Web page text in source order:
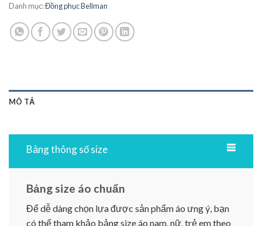
Danh mục:Đồng phục Bellman
MÔ TẢ
Bảng thông số size
Bảng size áo chuẩn
Để dễ dàng chọn lựa được sản phẩm áo ưng ý, bạn
có thể tham khảo bảng size áo nam, nữ, trẻ em theo